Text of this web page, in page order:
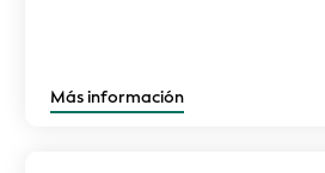
Más información